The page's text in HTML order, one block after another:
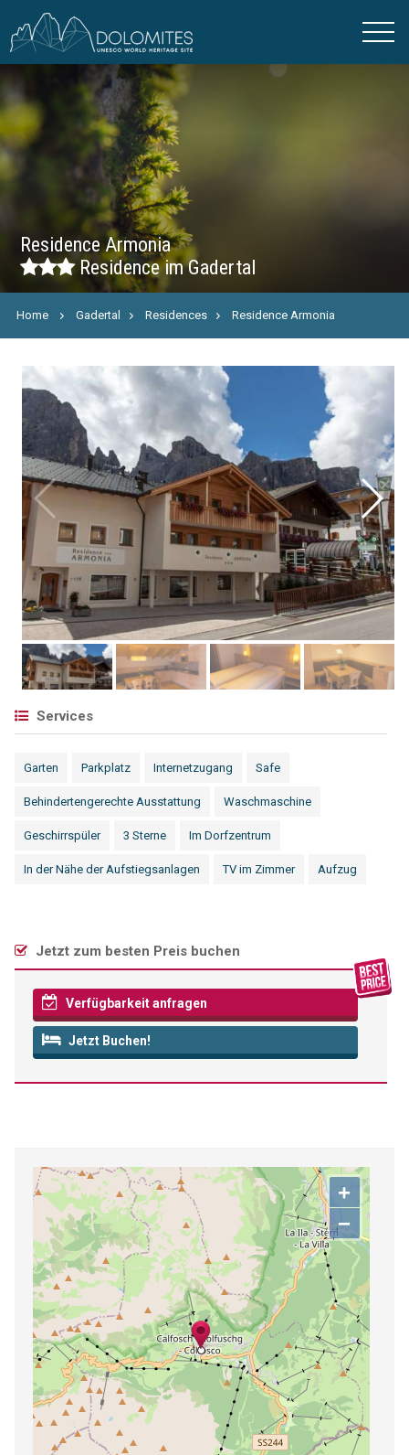
Residence Armonia
Residence im Gadertal
Home Gadertal Residences Residence Armonia
Services
Garten Parkplatz Internetzugang Safe
Behindertengerechte Ausstattung Waschmaschine
Geschirrspüler 3 Sterne Im Dorfzentrum
In der Nähe der Aufstiegsanlagen TV im Zimmer Aufzug
Jetzt zum besten Preis buchen
Verfügbarkeit anfragen
Jetzt Buchen!
+
−